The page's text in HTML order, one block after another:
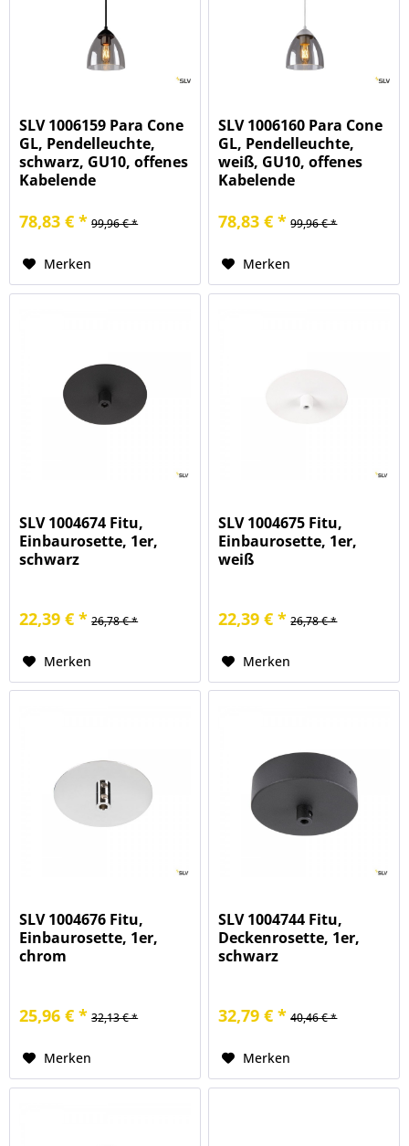
SLV 1006159 Para Cone
GL, Pendelleuchte,
schwarz, GU10, offenes
Kabelende
78,83 € * 99,96 € *
Merken
SLV 1006160 Para Cone
GL, Pendelleuchte,
weiß, GU10, offenes
Kabelende
78,83 € * 99,96 € *
Merken
SLV 1004674 Fitu,
Einbaurosette, 1er,
schwarz
22,39 € * 26,78 € *
Merken
SLV 1004675 Fitu,
Einbaurosette, 1er,
weiß
22,39 € * 26,78 € *
Merken
SLV 1004676 Fitu,
Einbaurosette, 1er,
chrom
25,96 € * 32,13 € *
Merken
SLV 1004744 Fitu,
Deckenrosette, 1er,
schwarz
32,79 € * 40,46 € *
Merken